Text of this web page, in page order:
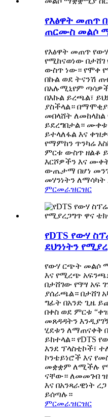
የእፅዋት መጠጥ
ጠርሙስ መልሶ
የእፅዋት መጠጥ
የሚከናወነው
ውስጥ ነው። የሞቀ
በኩል ወደ ትናንሽ
በአሉሚኒየም
በእኩል ይረጫል፣
ያስችላል።
መበላሸት ለመከላከል
ይደረግበታል።
ይተላለፋል እና
የማምከን ጥንካሬ
ምርቱ ውስጥ ዘልቆ
እርሾዎችን እና
ውጤታማ በሆነ
መሃንነትን ለማሳካት
ምርመራዝርዝር
የDTS የውሃ
ደህንነትን
የውሃ ርጭት መልሶ
እና የሚረጭ
በታሸገው የዓሣ አፍ
ያሰራጫል። በታሸገ
ግፊት በአንድ ጊዜ
በቀስ ወደ ምርቱ
መጸዳዳትን
ሂደቱን ለማጠናቀቅ
ይከተላል። የDTS
እንደ ፕላስቲኮች፣
ኮንቴይነሮች እና
መቋቋም ለሚችሉ
ናቸው። ለመመገብ
እና በአንጻራዊነት
ይሰጣሉ።
ምርመራዝርዝር